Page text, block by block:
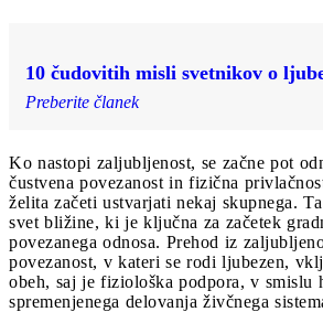
10 čudovitih misli svetnikov o
Preberite članek
Ko nastopi zaljubljenost, se začne pot
čustvena povezanost in fizična
želita začeti ustvarjati nekaj skupnega.
svet bližine, ki je ključna za začetek
povezanega odnosa. Prehod iz
povezanost, v kateri se rodi ljubezen,
obeh, saj je fiziološka podpora, v smislu
spremenjenega delovanja živčnega